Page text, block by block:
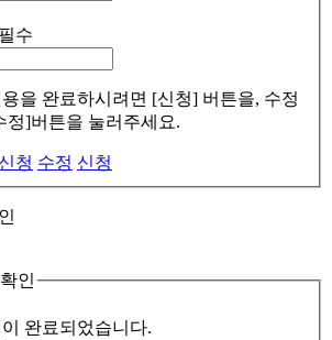
을 완료하시려면 [신청] 버튼을, 수정
정]버튼을 눌러주세요.
청 수정 신청
인
완료되었습니다.